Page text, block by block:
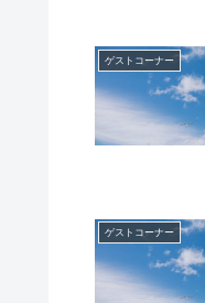
ゲストコーナー
ゲストコーナー